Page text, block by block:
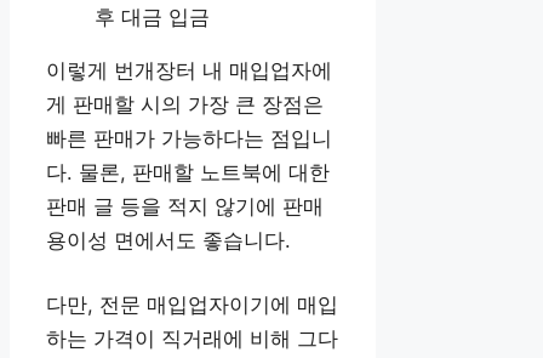
후 대금 입금
이렇게 번개장터 내 매입업자에
게 판매할 시의 가장 큰 장점은
빠른 판매가 가능하다는 점입니
다. 물론, 판매할 노트북에 대한
판매 글 등을 적지 않기에 판매
용이성 면에서도 좋습니다.
다만, 전문 매입업자이기에 매입
하는 가격이 직거래에 비해 그다